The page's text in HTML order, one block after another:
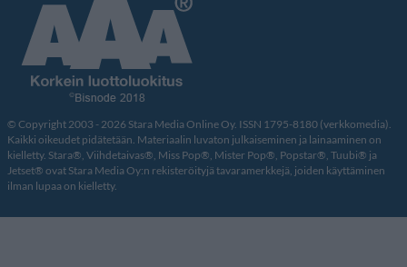
© Copyright 2003 - 2026 Stara Media Online Oy. ISSN 1795-8180 (verkkomedia).
Kaikki oikeudet pidätetään. Materiaalin luvaton julkaiseminen ja lainaaminen on
kielletty. Stara®, Viihdetaivas®, Miss Pop®, Mister Pop®, Popstar®, Tuubi® ja
Jetset® ovat Stara Media Oy:n rekisteröityjä tavaramerkkejä, joiden käyttäminen
ilman lupaa on kielletty.